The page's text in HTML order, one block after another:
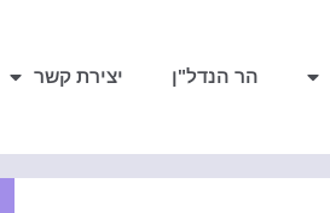
הר הנדל"ן יצירת קשר